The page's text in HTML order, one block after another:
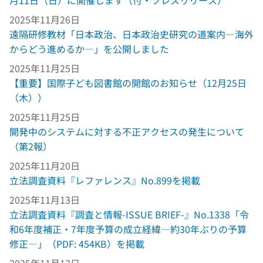
2025年11月26日
遠隔研修教材「日本政治、日本政治史研究の道案内―海外
からどう進めるか―」を公開しました
2025年11月25日
【重要】国際子ども図書館の開館のお知らせ（12月25日
（木））
2025年11月25日
開発中のシステムに対する不正アクセスの発生について
（第2報）
2025年11月20日
立法調査資料『レファレンス』No.899を掲載
2025年11月13日
立法調査資料『調査と情報-ISSUE BRIEF-』No.1338「令
和6年度補正・7年度予算の成立経緯―約30年ぶりの予算
修正―」（PDF: 454KB）を掲載